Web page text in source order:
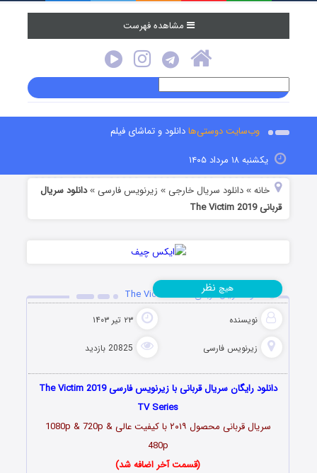
مشاهده فهرست
وب‌سایت دوستی‌هادانلود و تماشای فیلم
یکشنبه ۱۸ مرداد ۱۴۰۵
خانه »دانلود سریال خارجی » زیرنویس فارسی »دانلود سریال
قربانی The Victim 2019
دانلود سریال قربانی The Victim 2019
نویسنده ۲۳ تیر ۱۴۰۳
زیرنویس فارسی 20825 بازدید
هیچ نظر
دانلود رایگان سریال قربانی با زیرنویس فارسی The Victim 2019
TV Series
سریال قربانی محصول ۲۰۱۹ با کیفیت عالی 1080p & 720p &
480p
(قسمت آخر اضافه شد)